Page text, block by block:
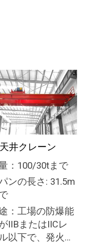
リッジクレーン
備の設置に使用
きます。
用してボイラ
ます。次に、蒸
ンを駆動するた
動き始めると、
した電気は発電
通じて需要家に
井クレーン
：100/30tまで
ンの長さ: 31.5m
：工場の防爆能
IIBまたはIICレ
以下で、発火温